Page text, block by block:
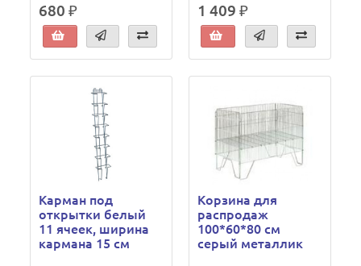
680 ₽ 1 409 ₽
Карман под
открытки белый
11 ячеек, ширина
кармана 15 см
Корзина для
распродаж
100*60*80 см
серый металлик